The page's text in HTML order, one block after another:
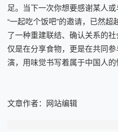
足。当下一次你想要感谢某人
“一起吃个饭吧”的邀请，已然
了一种重建联结、确认关系的
仅是在分享食物，更是在共同
演，用味觉书写着属于中国人的
文章作者： 网站编辑